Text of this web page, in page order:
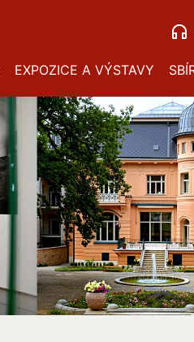
EXPOZICE A VÝSTAVY